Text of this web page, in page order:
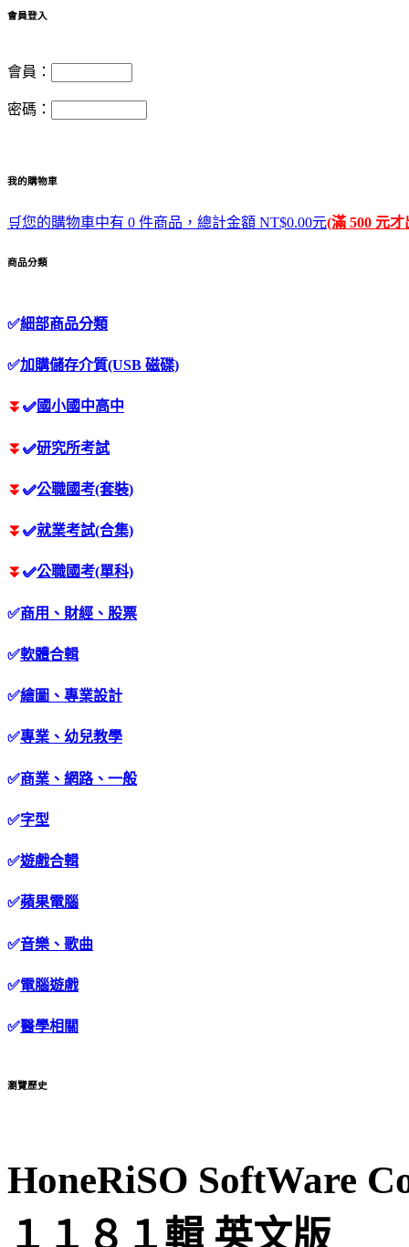
會員登入
會員：
密碼：
我的購物車
🛒您的購物車中有 0 件商品，總計金額 NT$0.00元(滿 500 元才
商品分類
✅細部商品分類
✅加購儲存介質(USB 磁碟)
⏬ ✅國小國中高中
⏬ ✅研究所考試
⏬ ✅公職國考(套裝)
⏬ ✅就業考試(合集)
⏬ ✅公職國考(單科)
✅商用、財經、股票
✅軟體合輯
✅繪圖、專業設計
✅專業、幼兒教學
✅商業、網路、一般
✅字型
✅遊戲合輯
✅蘋果電腦
✅音樂、歌曲
✅電腦遊戲
✅醫學相關
瀏覽歷史
HoneRiSO SoftWare
１１８１輯 英文版